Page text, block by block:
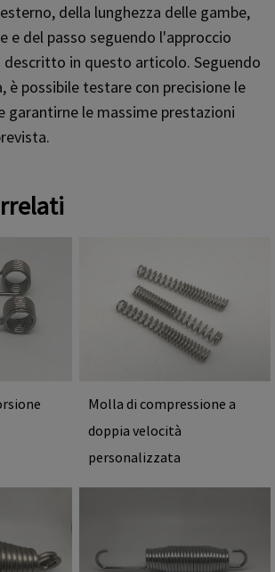
della lunghezza delle gambe,
e del passo seguendo l'approccio
descritto in questo articolo. Seguendo
è possibile testare con precisione le
garantirne le massime prestazioni
Molla di compressione a
doppia velocità
personalizzata